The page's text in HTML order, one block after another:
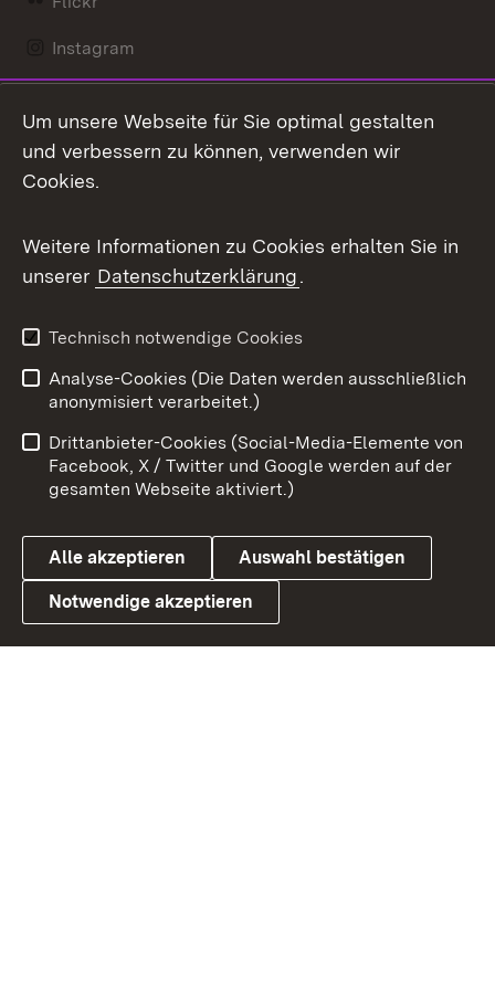
Instagram
Mastodon
Messenger
Social Wall
X / Twitter
Youtube
Link zum Landesportal
Benutzungshinweise
Barrierefreiheit
Datenschutz
Cookies
Um unsere Webseite für Sie optimal gestalten
und verbessern zu können, verwenden wir
Cookies.
Weitere Informationen zu Cookies erhalten Sie in
unserer Datenschutzerklärung.
Technisch notwendige Cookies
Analyse-Cookies (Die Daten werden ausschließlich
anonymisiert verarbeitet.)
Drittanbieter-Cookies (Social-Media-Elemente von
Facebook, X / Twitter und Google werden auf der
gesamten Webseite aktiviert.)
Alle akzeptieren Auswahl bestätigen
Notwendige akzeptieren